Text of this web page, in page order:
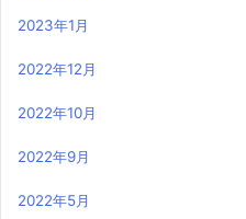
2023年1月
2022年12月
2022年10月
2022年9月
2022年5月